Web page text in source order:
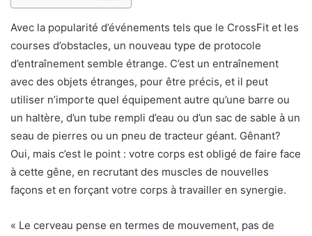
Avec la popularité d’événements tels que le CrossFit et les
courses d’obstacles, un nouveau type de protocole
d’entraînement semble étrange. C’est un entraînement
avec des objets étranges, pour être précis, et il peut
utiliser n’importe quel équipement autre qu’une barre ou
un haltère, d’un tube rempli d’eau ou d’un sac de sable à un
seau de pierres ou un pneu de tracteur géant. Gênant?
Oui, mais c’est le point : votre corps est obligé de faire face
à cette gêne, en recrutant des muscles de nouvelles
façons et en forçant votre corps à travailler en synergie.
« Le cerveau pense en termes de mouvement, pas de